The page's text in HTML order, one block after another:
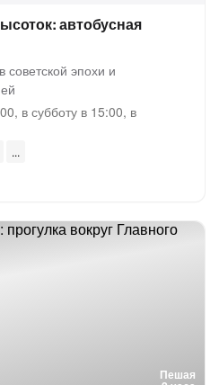
автобусная
советской эпохи и
в субботу в 15:00, в
Пешая